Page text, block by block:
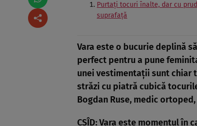
Purtaţi tocuri înalte, dar cu
suprafaţă
Vara este o bucurie deplină
perfect pentru a pune
unei vestimentaţii sunt chiar
străzi cu piatră cubică
Bogdan Ruse, medic ortoped,
CSÎD: Vara este momentul în